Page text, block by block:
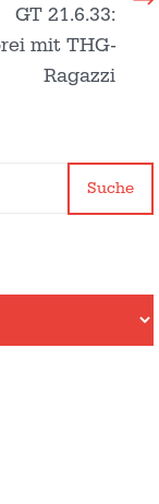
GT 21.6.33:
mit THG-
Ragazzi
Suche